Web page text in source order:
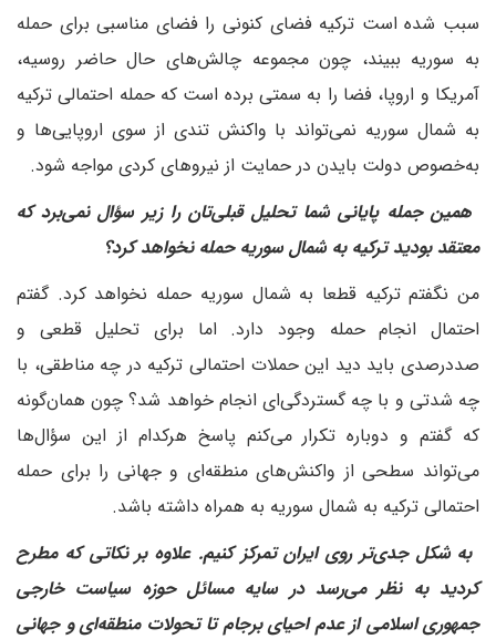
سبب شده است ترکیه فضای کنونی را فضای مناسبی برای حمله
به سوریه ببیند، چون مجموعه چالش‌های حال حاضر روسیه،
آمریکا و اروپا، فضا را به سمتی برده است که حمله احتمالی ترکیه
به شمال سوریه نمی‌تواند با واکنش تندی از سوی اروپایی‌ها و
به‌خصوص دولت بایدن در حمایت از نیروهای کردی مواجه شود.
‌ همین جمله پایانی شما تحلیل قبلی‌تان را زیر سؤال نمی‌برد که
معتقد بودید ترکیه به شمال سوریه حمله نخواهد کرد؟
من نگفتم ترکیه قطعا به شمال سوریه حمله نخواهد کرد. گفتم
احتمال انجام حمله وجود دارد. اما برای تحلیل قطعی و
صددرصدی باید دید این حملات احتمالی ترکیه در چه مناطقی، با
چه شدتی و با چه گستردگی‌ای انجام خواهد شد؟ چون همان‌گونه
که گفتم و دوباره تکرار می‌کنم پاسخ هرکدام از این سؤال‌ها
می‌تواند سطحی از واکنش‌های منطقه‌ای و جهانی را برای حمله
احتمالی ترکیه به شمال سوریه به همراه داشته باشد.
‌ به شکل جدی‌تر روی ایران تمرکز کنیم. علاوه بر نکاتی که مطرح
کردید به نظر می‌رسد در سایه مسائل حوزه سیاست خارجی
جمهوری اسلامی از عدم احیای برجام تا تحولات منطقه‌ای و جهانی